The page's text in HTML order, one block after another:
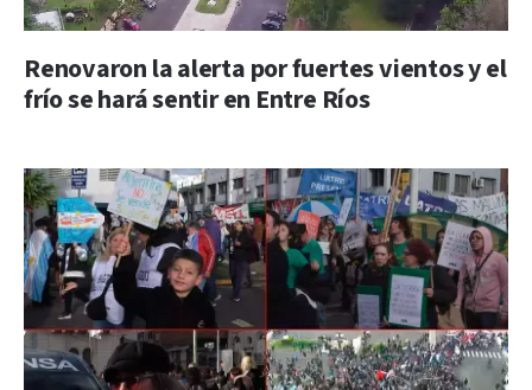
Renovaron la alerta por fuertes vientos y el
frío se hará sentir en Entre Ríos